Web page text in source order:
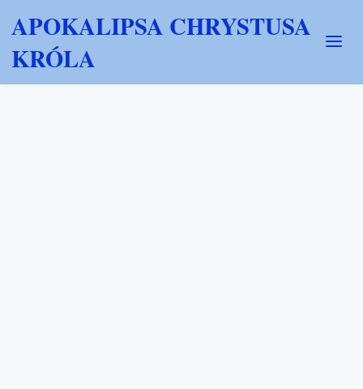
APOKALIPSA CHRYSTUSA
KRÓLA